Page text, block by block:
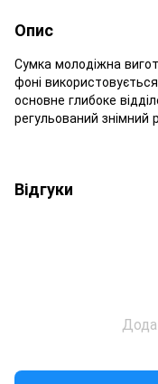
Опис
Сумка молодіжна
фоні
основне глибоке
регульований знімний
Відгуки